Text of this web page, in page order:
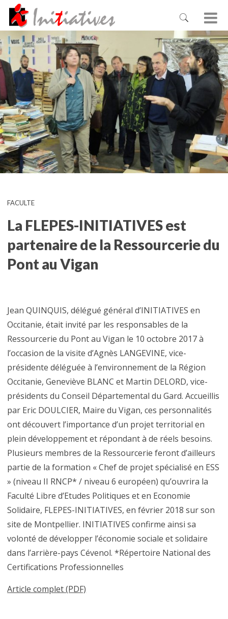
FACULTE
La FLEPES-INITIATIVES est
partenaire de la Ressourcerie du
Pont au Vigan
Jean QUINQUIS, délégué général d’INITIATIVES en
Occitanie, était invité par les responsables de la
Ressourcerie du Pont au Vigan le 10 octobre 2017 à
l’occasion de la visite d’Agnès LANGEVINE, vice-
présidente déléguée à l’environnement de la Région
Occitanie, Geneviève BLANC et Martin DELORD, vice-
présidents du Conseil Départemental du Gard. Accueillis
par Eric DOULCIER, Maire du Vigan, ces personnalités
ont découvert l’importance d’un projet territorial en
plein développement et répondant à de réels besoins.
Plusieurs membres de la Ressourcerie feront d’ailleurs
partie de la formation « Chef de projet spécialisé en ESS
» (niveau II RNCP* / niveau 6 européen) qu’ouvrira la
Faculté Libre d’Etudes Politiques et en Economie
Solidaire, FLEPES-INITIATIVES, en février 2018 sur son
site de Montpellier. INITIATIVES confirme ainsi sa
volonté de développer l’économie sociale et solidaire
dans l’arrière-pays Cévenol. *Répertoire National des
Certifications Professionnelles
Article complet (PDF)